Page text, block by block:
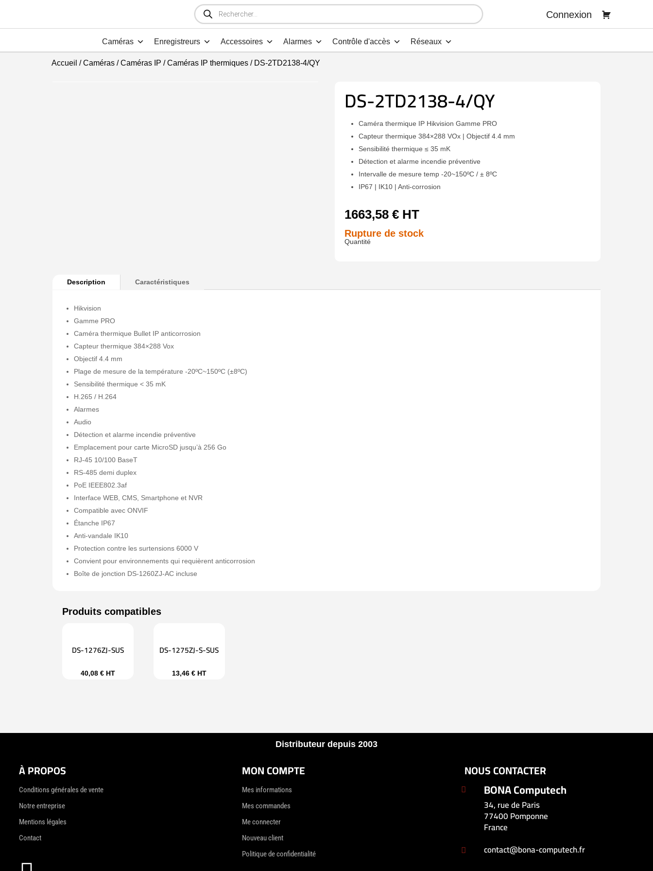
Recherche
de
produits
Connexion
Caméras Enregistreurs Accessoires Alarmes Contrôle d'accès Réseaux
Accueil /Caméras/Caméras IP /Caméras IP thermiques/ DS-2TD2138-4/QY
DS-2TD2138-4/QY
Caméra thermique IP Hikvision Gamme PRO
Capteur thermique 384×288 VOx | Objectif 4.4 mm
Sensibilité thermique ≤ 35 mK
Détection et alarme incendie préventive
Intervalle de mesure temp -20~150ºC / ± 8ºC
IP67 | IK10 | Anti-corrosion
1663,58 € HT
Rupture de stock
Description Caractéristiques
Hikvision
Gamme PRO
Caméra thermique Bullet IP anticorrosion
Capteur thermique 384×288 Vox
Objectif 4.4 mm
Plage de mesure de la température -20ºC~150ºC (±8ºC)
Sensibilité thermique < 35 mK
H.265 / H.264
Alarmes
Audio
Détection et alarme incendie préventive
Emplacement pour carte MicroSD jusqu’à 256 Go
RJ-45 10/100 BaseT
RS-485 demi duplex
PoE IEEE802.3af
Interface WEB, CMS, Smartphone et NVR
Compatible avec ONVIF
Étanche IP67
Anti-vandale IK10
Protection contre les surtensions 6000 V
Convient pour environnements qui requièrent anticorrosion
Boîte de jonction DS-1260ZJ-AC incluse
DS-1276ZJ-SUS
40,08 € HT
DS-1275ZJ-S-SUS
13,46 € HT
Distributeur depuis 2003
À PROPOS
Conditions générales de vente
Notre entreprise
Mentions légales
Contact
MON COMPTE
Mes informations
Mes commandes
Me connecter
Nouveau client
Politique de confidentialité
NOUS CONTACTER
 BONA Computech
34, rue de Paris
77400 Pomponne
France
 contact@bona-computech.fr